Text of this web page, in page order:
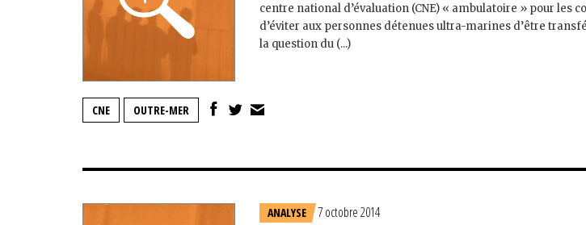
centre national d’évaluation (CNE) « ambulatoire » pour les
d’éviter aux personnes détenues ultra-marines d’être
la question du (...)
CNE OUTRE-MER
ANALYSE 7 octobre 2014